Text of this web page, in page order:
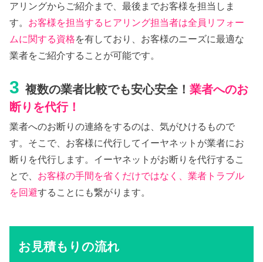
アリングからご紹介まで、最後までお客様を担当しま
す。 お客様を担当するヒアリング担当者は全員リフォー
ムに関する資格を有しており、お客様のニーズに最適な
業者をご紹介することが可能です。
3 複数の業者比較でも安心安全！業者へのお
断りを代行！
業者へのお断りの連絡をするのは、気がひけるもので
す。そこで、お客様に代行してイーヤネットが業者にお
断りを代行します。イーヤネットがお断りを代行するこ
とで、 お客様の手間を省くだけではなく、業者トラブル
を回避することにも繋がります。
お見積もりの流れ